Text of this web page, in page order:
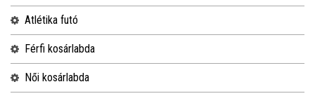
atlétika futó
férfi kosárlabda
női kosárlabda